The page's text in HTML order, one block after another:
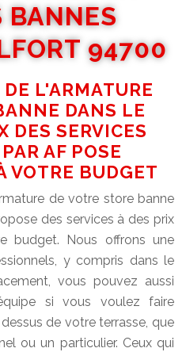
BANNES
94700
L'ARMATURE
DANS LE
DES SERVICES
AF POSE
VOTRE BUDGET
de votre store banne
des services à des prix
budget. Nous offrons une
y compris dans le
vous pouvez aussi
si vous voulez faire
de votre terrasse, que
ou un particulier. Ceux qui